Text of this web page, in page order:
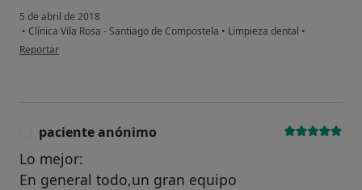
5 de abril de 2018
• Clínica Vila Rosa - Santiago de Compostela • Limpieza dental •
en opinión del usuario Cuenta eliminada
Reportar
paciente anónimo
Lo mejor:
En general todo,un gran equipo